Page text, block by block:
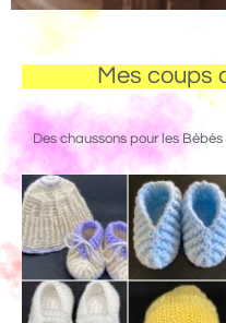
Mes coups
Des chaussons pour les Bébés